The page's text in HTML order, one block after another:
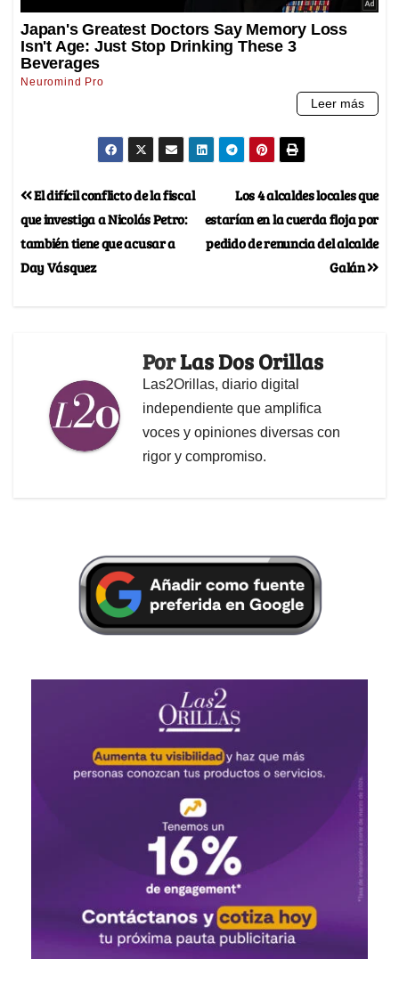
Los 4 alcaldes locales que
estarían en la cuerda floja por
pedido de renuncia del alcalde
Galán
El difícil conflicto de la fiscal
que investiga a Nicolás Petro:
también tiene que acusar a
Day Vásquez
PorLas Dos Orillas
Las2Orillas, diario digital
independiente que amplifica
voces y opiniones diversas con
rigor y compromiso.